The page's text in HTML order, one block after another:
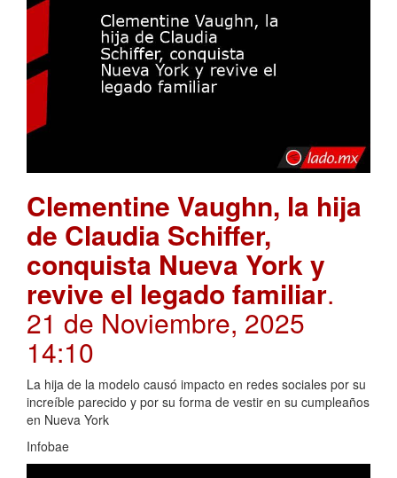
Clementine Vaughn, la hija
de Claudia Schiffer,
conquista Nueva York y
revive el legado familiar.
21 de Noviembre, 2025
14:10
La hija de la modelo causó impacto en redes sociales por su
increíble parecido y por su forma de vestir en su cumpleaños
en Nueva York
Infobae